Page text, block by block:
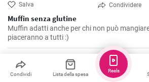
Salva Condividere
Muffin senza glutine
Muffin adatti anche per chi non può
piaceranno a tutti :)
Condividi Lista della spesa
Reels